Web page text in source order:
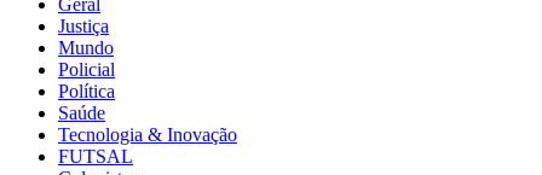
Justiça
Mundo
Policial
Política
Saúde
Tecnologia & Inovação
FUTSAL